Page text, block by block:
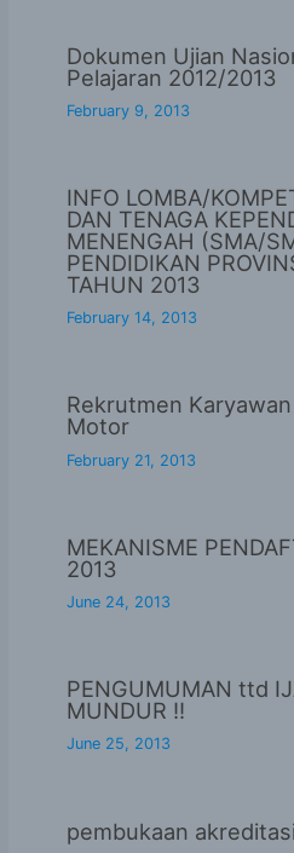
Dokumen Ujian
Pelajaran 2012/2013
February 9, 2013
INFO LOMBA/
DAN TENAGA
MENENGAH (SMA/
PENDIDIKAN
TAHUN 2013
February 14, 2013
Rekrutmen
Motor
February 21, 2013
MEKANISME
2013
June 24, 2013
PENGUMUMAN ttd
MUNDUR !!
June 25, 2013
pembukaan